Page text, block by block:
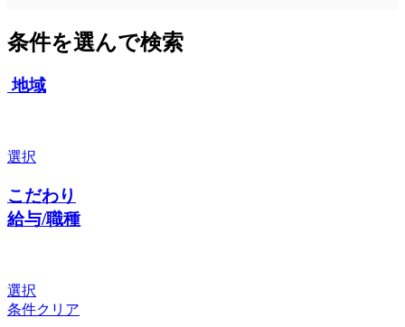
条件を選んで検索
地域
選択
こだわり
給与/職種
選択
条件クリア